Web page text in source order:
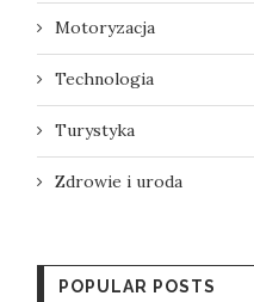
Motoryzacja
Technologia
Turystyka
Zdrowie i uroda
POPULAR POSTS